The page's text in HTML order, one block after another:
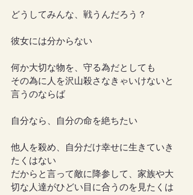
どうしてみんな、戦うんだろう？
彼女には分からない
何か大切な物を、守る為だとしても
その為に人を沢山殺さなきゃいけないと
言うのならば
自分なら、自分の命を絶ちたい
他人を殺め、自分だけ幸せに生きていき
たくはない
だからと言って敵に降参して、家族や大
切な人達がひどい目に合うのを見たくは